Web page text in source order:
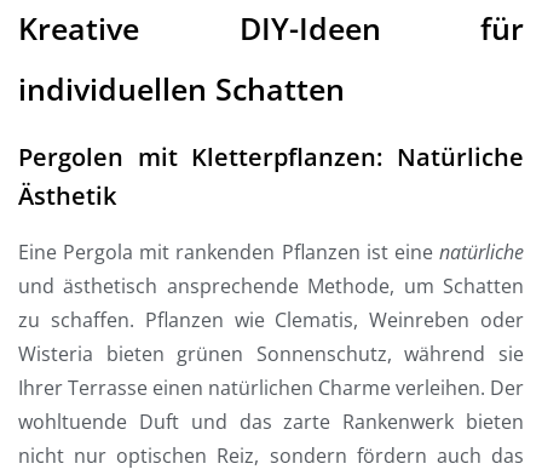
Kreative DIY-Ideen für
individuellen Schatten
Pergolen mit Kletterpflanzen: Natürliche
Ästhetik
Eine Pergola mit rankenden Pflanzen ist eine natürliche
und ästhetisch ansprechende Methode, um Schatten
zu schaffen. Pflanzen wie Clematis, Weinreben oder
Wisteria bieten grünen Sonnenschutz, während sie
Ihrer Terrasse einen natürlichen Charme verleihen. Der
wohltuende Duft und das zarte Rankenwerk bieten
nicht nur optischen Reiz, sondern fördern auch das